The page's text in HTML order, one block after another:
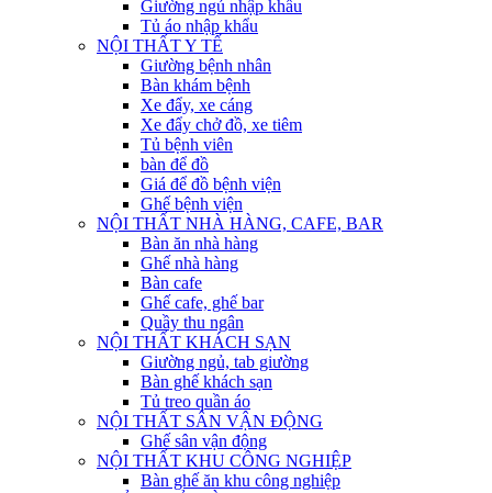
Giường ngủ nhập khẩu
Tủ áo nhập khẩu
NỘI THẤT Y TẾ
Giường bệnh nhân
Bàn khám bệnh
Xe đẩy, xe cáng
Xe đẩy chở đồ, xe tiêm
Tủ bệnh viên
bàn để đồ
Giá để đồ bệnh viện
Ghế bệnh viện
NỘI THẤT NHÀ HÀNG, CAFE, BAR
Bàn ăn nhà hàng
Ghế nhà hàng
Bàn cafe
Ghế cafe, ghế bar
Quầy thu ngân
NỘI THẤT KHÁCH SẠN
Giường ngủ, tab giường
Bàn ghế khách sạn
Tủ treo quần áo
NỘI THẤT SÂN VẬN ĐỘNG
Ghế sân vận động
NỘI THẤT KHU CÔNG NGHIỆP
Bàn ghế ăn khu công nghiệp